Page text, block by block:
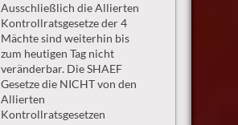
Ausschließlich die Allierten
Kontrollratsgesetze der 4
Mächte sind weiterhin bis
zum heutigen Tag nicht
veränderbar. Die SHAEF
Gesetze die NICHT von den
Allierten
Kontrollratsgesetzen